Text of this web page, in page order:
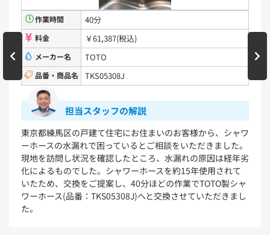
TBV03401J1 TBV03401Z1
洗面化粧台
VシリーズLMPB060A1GDC1G+LDPB060BAGEN2
VシリーズLMPB075A1GDC1G+LDPB075BAGEN2
VシリーズLMPB075A3GDC1G+LDPB075BAGEN2
VシリーズLMPB075B1GDC1G+LDPB075BAGEN2
浴室
シンラ サザナ
キッチン
作業時間 40分
料金 ￥61,387(税込)
メーカー名 TOTO
品番・商品名 TKS05308J
担当スタッフの解説
東京都練馬区の戸建て住宅にお住まいのお客様から、シャワ
ーホースの水漏れで困っているとご相談をいただきました。
現地を訪問し状況を確認したところ、水漏れの原因は経年劣
化によるものでした。シャワーホースを約15年使用されて
いたため、交換をご提案し、40分ほどの作業でTOTO製シャ
ワーホース(品番：TKS05308J)へと交換させていただきまし
た。